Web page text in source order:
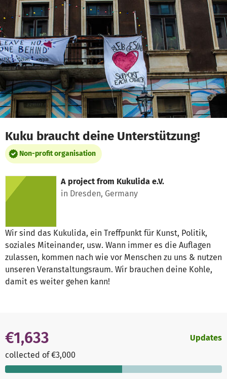
Skip to main content
Show accessibility statement
Kuku braucht deine Unterstützung!
Non-profit organisation
A project from Kukulida e.V.
in Dresden, Germany
Wir sind das Kukulida, ein Treffpunkt für Kunst, Politik,
soziales Miteinander, usw. Wann immer es die Auflagen
zulassen, kommen nach wie vor Menschen zu uns & nutzen
unseren Veranstaltungsraum. Wir brauchen deine Kohle,
damit es weiter gehen kann!
€1,633
collected of €3,000
Updates